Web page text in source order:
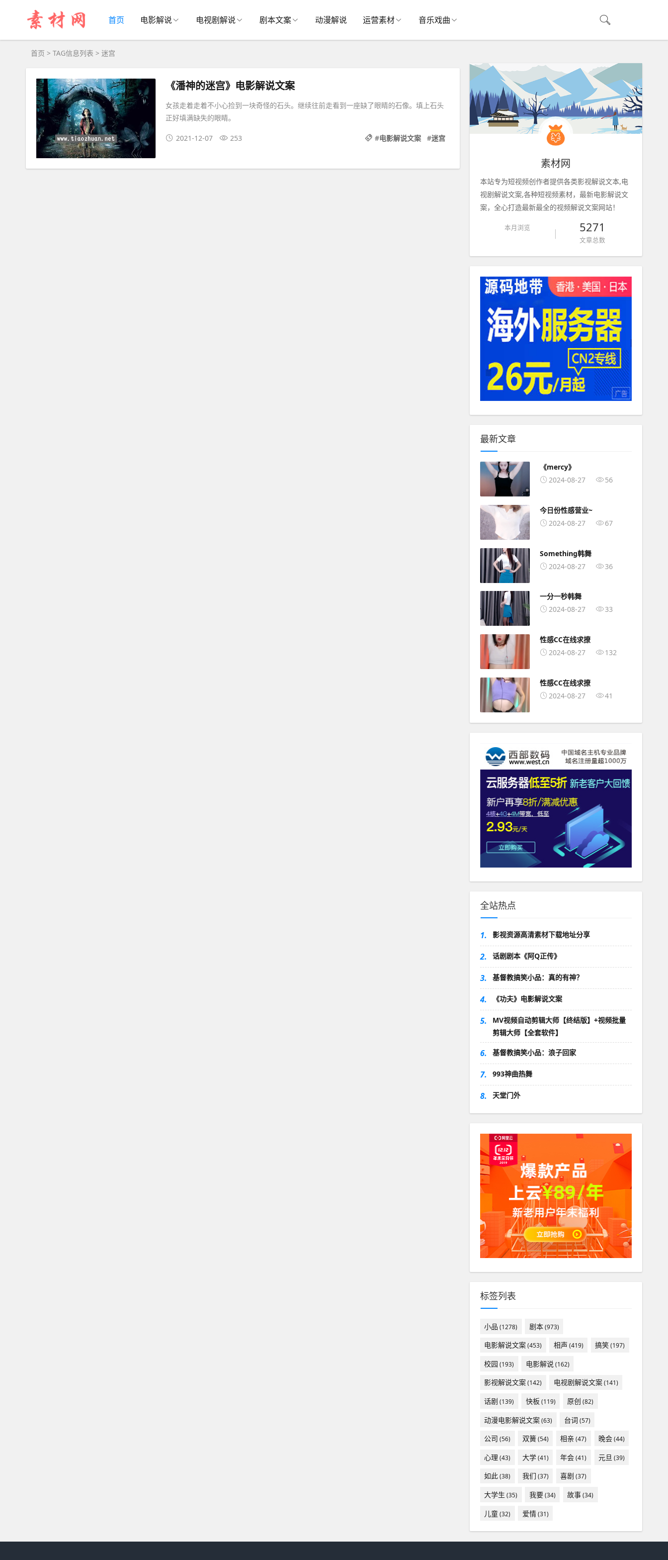
首页 电影解说 电视剧解说 剧本文案 动漫解说 运营素材 音乐戏曲
首页 > TAG信息列表 > 迷宫
《潘神的迷宫》电影解说文案
女孩走着走着不小心捡到一块奇怪的石头。继续往前走看到一座缺了眼睛的石像。填上石头
正好填满缺失的眼睛。
2021-12-07 253 #电影解说文案 #迷宫
素材网
本站专为短视频创作者提供各类影视解说文本,电
视剧解说文案,各种短视频素材，最新电影解说文
案，全心打造最新最全的视频解说文案网站！
本月浏览 5271
文章总数
最新文章
《mercy》
2024-08-27
56
今日份性感营业~
2024-08-27
67
Something韩舞
2024-08-27
36
一分一秒韩舞
2024-08-27
33
性感CC在线求撩
2024-08-27
132
性感CC在线求撩
2024-08-27
41
全站热点
1. 影视资源高清素材下载地址分享
2. 话剧剧本《阿Q正传》
3. 基督教搞笑小品：真的有神？
4. 《功夫》电影解说文案
5.
MV视频自动剪辑大师【终结版】+视频批量
剪辑大师【全套软件】
6. 基督教搞笑小品：浪子回家
7. 993神曲热舞
8. 天堂门外
标签列表
小品 (1278) 剧本(973)
电影解说文案(453) 相声 (419) 搞笑(197)
校园 (193) 电影解说(162)
影视解说文案(142) 电视剧解说文案(141)
话剧 (139) 快板 (119) 原创 (82)
动漫电影解说文案(63) 台词 (57)
公司 (56) 双簧(54) 相亲 (47) 晚会(44)
心理 (43) 大学(41) 年会(41) 元旦 (39)
如此(38) 我们 (37) 喜剧 (37)
大学生 (35) 我要(34) 故事(34)
儿童(32) 爱情(31)